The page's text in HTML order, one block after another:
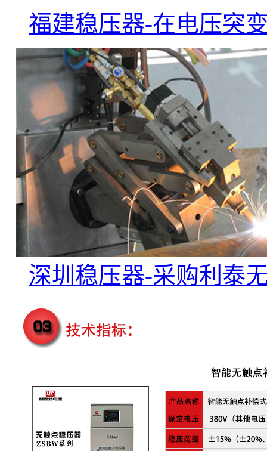
福建稳压器-在电压突
深圳稳压器-采购利泰